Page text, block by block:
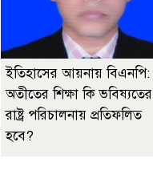
ইতিহাসের আয়নায় বিএনপি:
অতীতের শিক্ষা কি ভবিষ্যতের
রাষ্ট্র পরিচালনায় প্রতিফলিত
হবে?